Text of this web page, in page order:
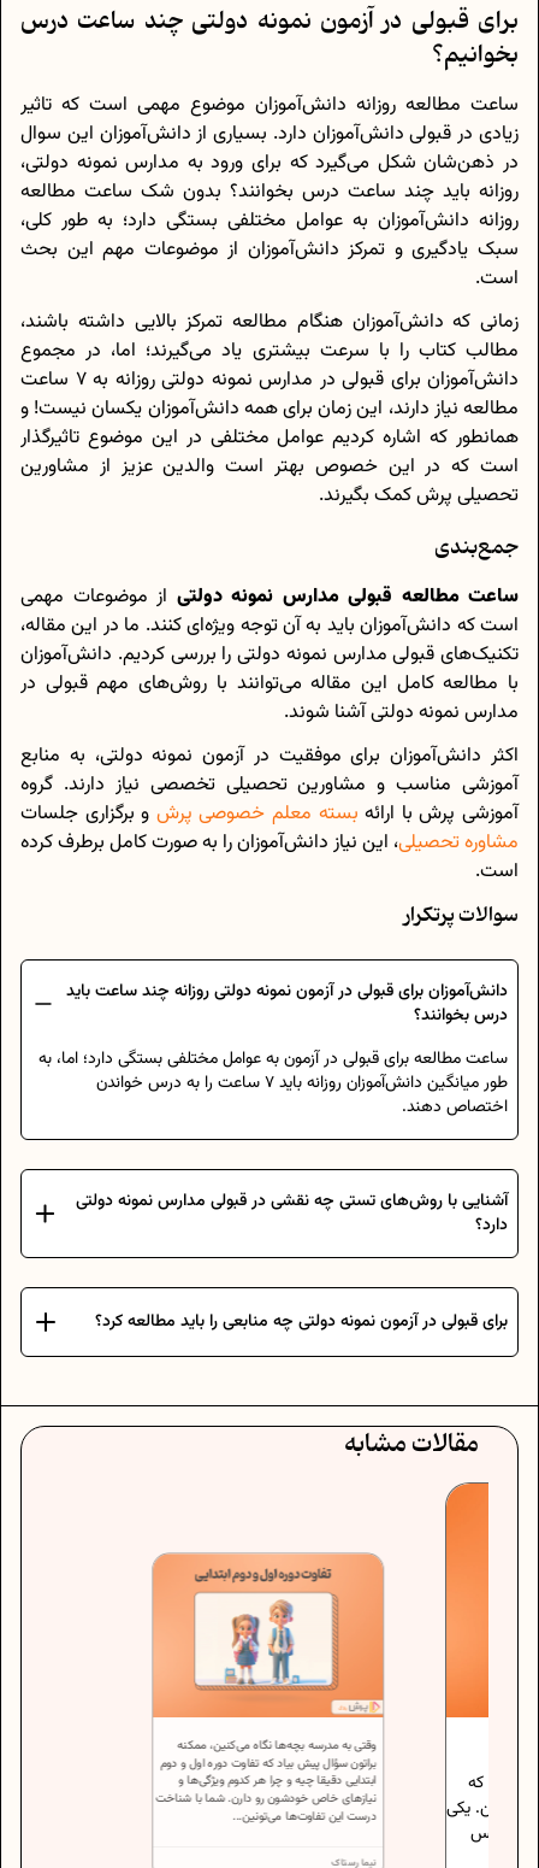
برای قبولی در آزمون نمونه دولتی چند ساعت درس
بخوانیم؟
ساعت مطالعه روزانه دانش‌آموزان موضوع مهمی است که تاثیر
زیادی در قبولی دانش‌آموزان دارد. بسیاری از دانش‌آموزان این سوال
در ذهن‌شان شکل می‌گیرد که برای ورود به مدارس نمونه دولتی،
روزانه باید چند ساعت درس بخوانند؟ بدون شک ساعت مطالعه
روزانه دانش‌آموزان به عوامل مختلفی بستگی دارد؛ به طور کلی،
سبک یادگیری و تمرکز دانش‌آموزان از موضوعات مهم این بحث
است.
زمانی که دانش‌آموزان هنگام مطالعه تمرکز بالایی داشته باشند،
مطالب کتاب را با سرعت بیشتری یاد می‌گیرند؛ اما، در مجموع
دانش‌آموزان برای قبولی در مدارس نمونه دولتی روزانه به 7 ساعت
مطالعه نیاز دارند، این زمان برای همه دانش‌آموزان یکسان نیست! و
همانطور که اشاره کردیم عوامل مختلفی در این موضوع تاثیرگذار
است که در این خصوص بهتر است والدین عزیز از مشاورین
تحصیلی پرش کمک بگیرند.
جمع‌بندی
ساعت مطالعه قبولی مدارس نمونه دولتی از موضوعات مهمی
است که دانش‌آموزان باید به آن توجه ویژه‌ای کنند. ما در این مقاله،
تکنیک‌های قبولی مدارس نمونه دولتی را بررسی کردیم. دانش‌آموزان
با مطالعه کامل این مقاله می‌توانند با روش‌های مهم قبولی در
مدارس نمونه دولتی آشنا شوند.
اکثر دانش‌آموزان برای موفقیت در آزمون نمونه دولتی، به منابع
آموزشی مناسب و مشاورین تحصیلی تخصصی نیاز دارند. گروه
آموزشی پرش با ارائه بسته‌ معلم‌ خصوصی پرش و برگزاری جلسات
مشاوره تحصیلی، این نیاز دانش‌آموزان را به صورت کامل برطرف کرده
است.
سوالات پرتکرار
دانش‌آموزان برای قبولی در آزمون نمونه دولتی روزانه چند ساعت باید
درس بخوانند؟
ساعت مطالعه برای قبولی در آزمون به عوامل مختلفی بستگی دارد؛ اما، به
طور میانگین دانش‌آموزان روزانه باید 7 ساعت را به درس خواندن
اختصاص دهند.
آشنایی با روش‌های تستی چه نقشی در قبولی مدارس نمونه دولتی
دارد؟
برای قبولی در آزمون نمونه دولتی چه منابعی را باید مطالعه کرد؟
مقالات مشابه
که
کنین. یکی
شانس
وقتی به مدرسه بچه‌ها نگاه می‌کنین، ممکنه
براتون سؤال پیش بیاد که تفاوت دوره اول و دوم
ابتدایی دقیقا چیه و چرا هر کدوم ویژگی‌ها و
نیازهای خاص خودشون رو دارن. شما با شناخت
درست این تفاوت‌ها می‌تونین...
نیما رستاک